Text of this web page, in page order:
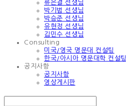
류은결 선생님
박기범 선생님
박승준 선생님
유현정 선생님
김민수 선생님
Consulting
미국/영국 명문대 컨설팅
한국/아시아 명문대학 컨설팅
공지사항
공지사항
영상게시판